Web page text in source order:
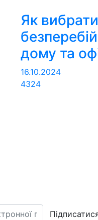
Як
дому та
16.10.2024
4324